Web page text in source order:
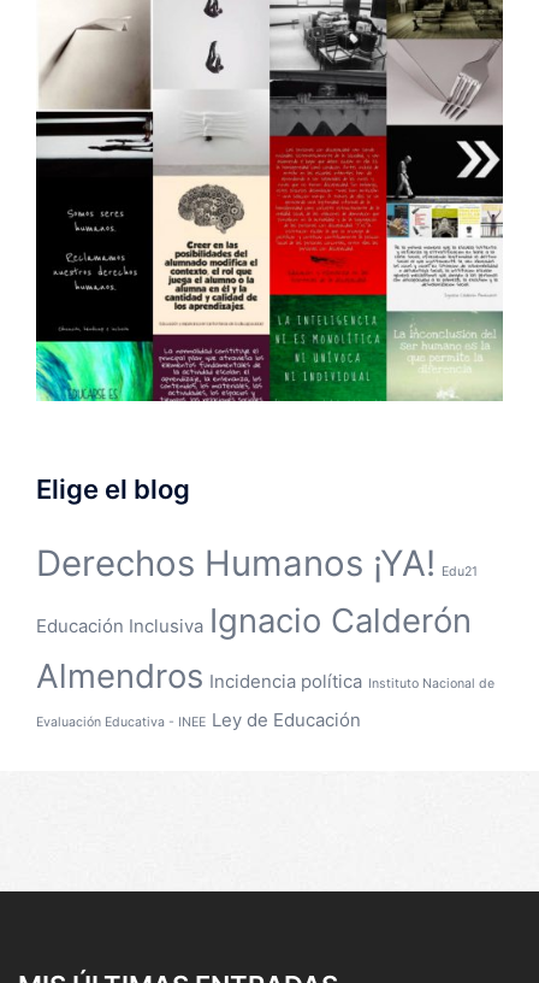
Elige el blog
Derechos Humanos ¡YA! Edu21
Educación Inclusiva Ignacio Calderón
Almendros Incidencia política Instituto Nacional de
Evaluación Educativa - INEE Ley de Educación